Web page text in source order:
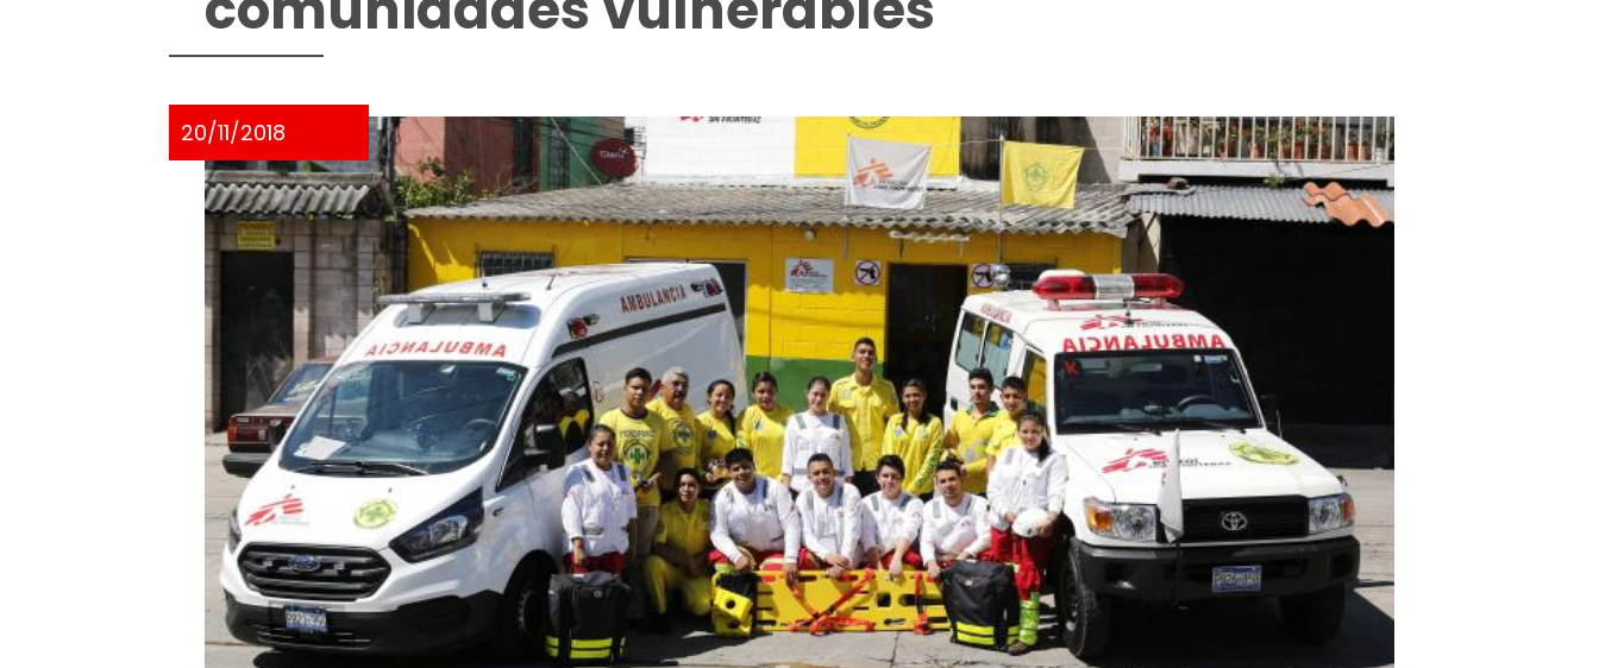
20/11/2018